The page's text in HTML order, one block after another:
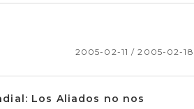
2005-02-11 / 2005-02-18
Los Aliados no nos